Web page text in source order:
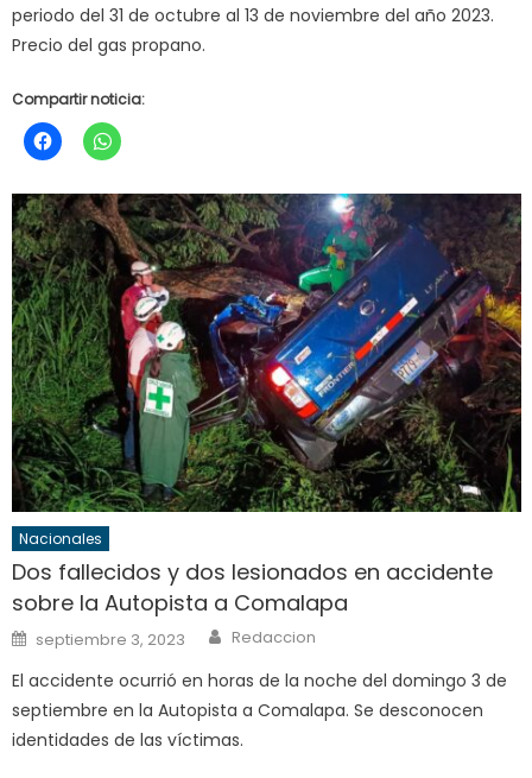
periodo del 31 de octubre al 13 de noviembre del año 2023.
Precio del gas propano.
Compartir noticia:
Nacionales
Dos fallecidos y dos lesionados en accidente
sobre la Autopista a Comalapa
Posted
on
septiembre 3, 2023 Author
Redaccion
El accidente ocurrió en horas de la noche del domingo 3 de
septiembre en la Autopista a Comalapa. Se desconocen
identidades de las víctimas.